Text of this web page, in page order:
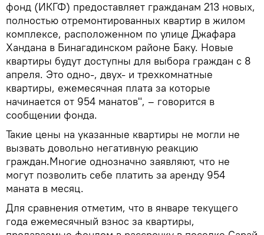
фонд (ИКГФ) предоставляет гражданам 213 новых,
полностью отремонтированных квартир в жилом
комплексе, расположенном по улице Джафара
Хандана в Бинагадинском районе Баку. Новые
квартиры будут доступны для выбора граждан с 8
апреля. Это одно-, двух- и трехкомнатные
квартиры, ежемесячная плата за которые
начинается от 954 манатов", – говорится в
сообщении фонда.
Такие цены на указанные квартиры не могли не
вызвать довольно негативную реакцию
граждан.Многие однозначно заявляют, что не
могут позволить себе платить за аренду 954
маната в месяц.
Для сравнения отметим, что в январе текущего
года ежемесячный взнос за квартиры,